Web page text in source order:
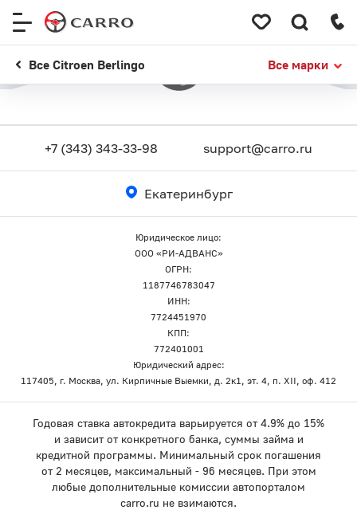
Все Citroen Berlingo Все марки
+7 (343) 343-33-98 support@carro.ru
Екатеринбург
Юридическое лицо:
ООО «РИ-АДВАНС»
ОГРН:
1187746783047
ИНН:
7724451970
КПП:
772401001
Юридический адрес:
117405, г. Москва, ул. Кирпичные Выемки, д. 2к1, эт. 4, п. XII, оф. 412
Годовая ставка автокредита варьируется от 4.9% до 15%
и зависит от конкретного банка, суммы займа и
кредитной программы. Минимальный срок погашения
от 2 месяцев, максимальный - 96 месяцев. При этом
любые дополнительные комиссии автопорталом
carro.ru не взимаются.